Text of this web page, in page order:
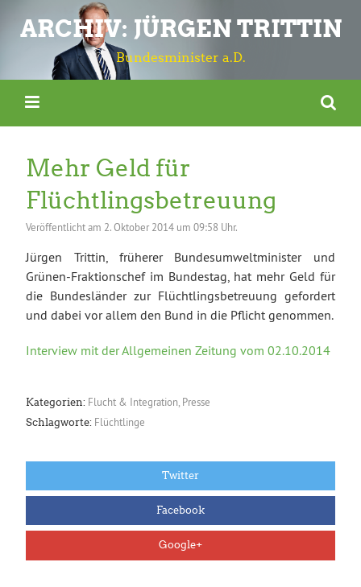
ARCHIV: JÜRGEN TRITTIN
Bundesminister a.D.
Mehr Geld für
Flüchtlingsbetreuung
Veröffentlicht am 2. Oktober 2014 um 09:58 Uhr.
Jürgen Trittin, früherer Bundesumweltminister und
Grünen-Fraktionschef im Bundestag, hat mehr Geld für
die Bundesländer zur Flüchtlingsbetreuung gefordert
und dabei vor allem den Bund in die Pflicht genommen.
Interview mit der Allgemeinen Zeitung vom 02.10.2014
Kategorien: Flucht & Integration Presse
Schlagworte: Flüchtlinge
Twitter
Facebook
Google+